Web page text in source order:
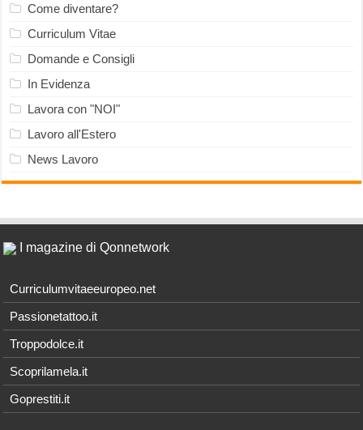
Come diventare?
Curriculum Vitae
Domande e Consigli
In Evidenza
Lavora con "NOI"
Lavoro all'Estero
News Lavoro
I magazine di Qonnetwork
Curriculumvitaeeuropeo.net
Passionetattoo.it
Troppodolce.it
Scoprilamela.it
Goprestiti.it